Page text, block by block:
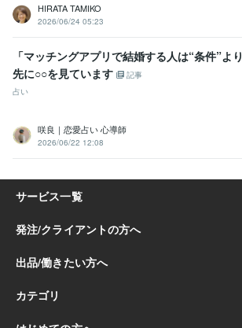
HIRATA TAMIKO
2026/06/24 05:23
「マッチングアプリで結婚する人は“条件”より
先に○○を見ています
記事
占い
咲良｜恋愛占い 心導師
2026/06/22 12:08